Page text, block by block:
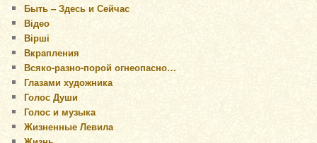
Быть – Здесь и Сейчас
Відео
Вірші
Вкрапления
Всяко-разно-порой огнеопасно…
Глазами художника
Голос Души
Голос и музыка
Жизненные Левила